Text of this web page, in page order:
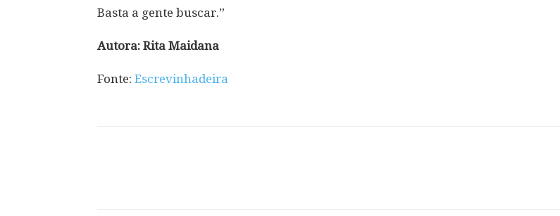
Basta a gente buscar.”
Autora: Rita Maidana
Fonte: Escrevinhadeira